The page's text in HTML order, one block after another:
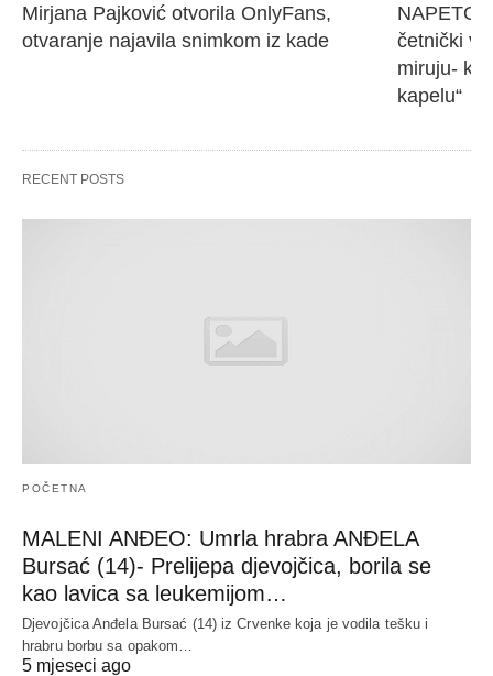
Mirjana Pajković otvorila OnlyFans,
otvaranje najavila snimkom iz kade
NAPETO
četnički
miruju-
kapelu“
RECENT POSTS
POČETNA
MALENI ANĐEO: Umrla hrabra ANĐELA
Bursać (14)- Prelijepa djevojčica, borila se
kao lavica sa leukemijom…
Djevojčica Anđela Bursać (14) iz Crvenke koja je vodila tešku i
hrabru borbu sa opakom…
5 mjeseci ago